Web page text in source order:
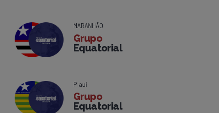
MARANHÃO
Grupo
Equatorial
Piauí
Grupo
Equatorial